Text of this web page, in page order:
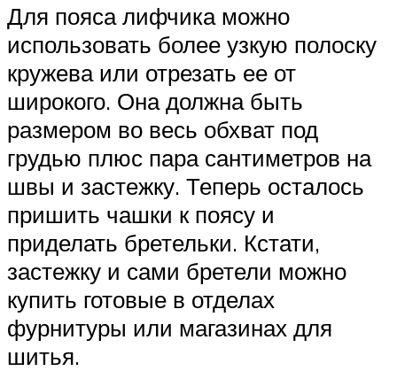
Для пояса лифчика можно
использовать более узкую полоску
кружева или отрезать ее от
широкого. Она должна быть
размером во весь обхват под
грудью плюс пара сантиметров на
швы и застежку. Теперь осталось
пришить чашки к поясу и
приделать бретельки. Кстати,
застежку и сами бретели можно
купить готовые в отделах
фурнитуры или магазинах для
шитья.